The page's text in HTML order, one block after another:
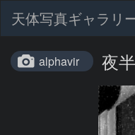
天体写真ギャラリ
alphavir 夜